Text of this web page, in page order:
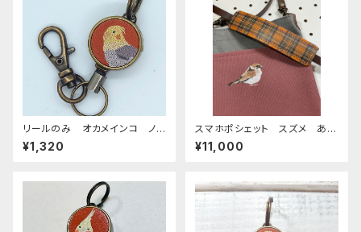
リールのみ オカメインコ ノ
ーマル レッドブラウン おか
めいんこ
¥1,320
スマホポシェット スズメ あず
き グレー 帆布 すずめ
雀
¥11,000